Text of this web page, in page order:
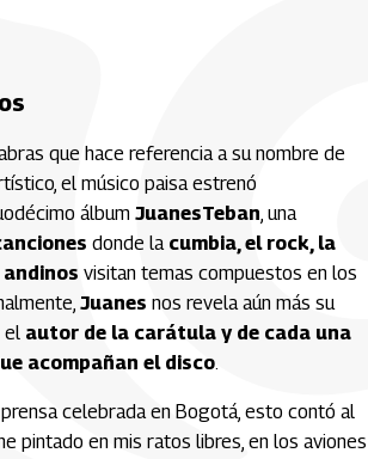
que hace referencia a su nombre de
el músico paisa estrenó
álbum JuanesTeban, una
donde la cumbia, el rock, la
visitan temas compuestos en los
Juanes nos revela aún más su
el autor de la carátula y de cada una
acompañan el disco.
celebrada en Bogotá, esto contó al
pintado en mis ratos libres, en los aviones